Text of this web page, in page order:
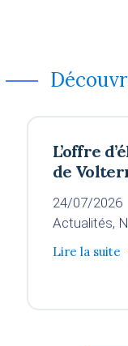
L’offre
de
24/07/2026
Actualités,
Lire la suite